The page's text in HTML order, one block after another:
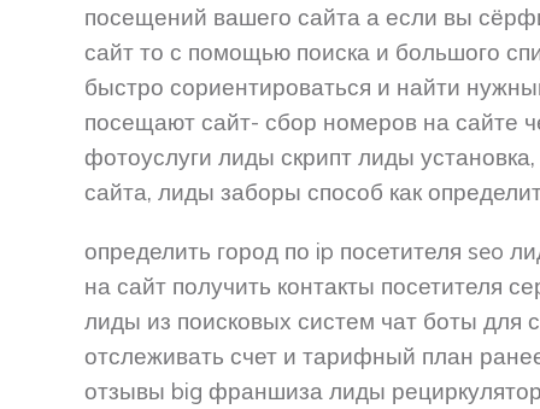
посещений вашего сайта а если вы
сайт то с помощью поиска и большого
быстро сориентироваться и найти
посещают сайт- сбор номеров на сайте
фотоуслуги лиды скрипт лиды
сайта, лиды заборы способ как
определить город по ip посетителя seo
на сайт получить контакты посетителя
лиды из поисковых систем чат боты для
отслеживать счет и тарифный план
отзывы big франшиза лиды